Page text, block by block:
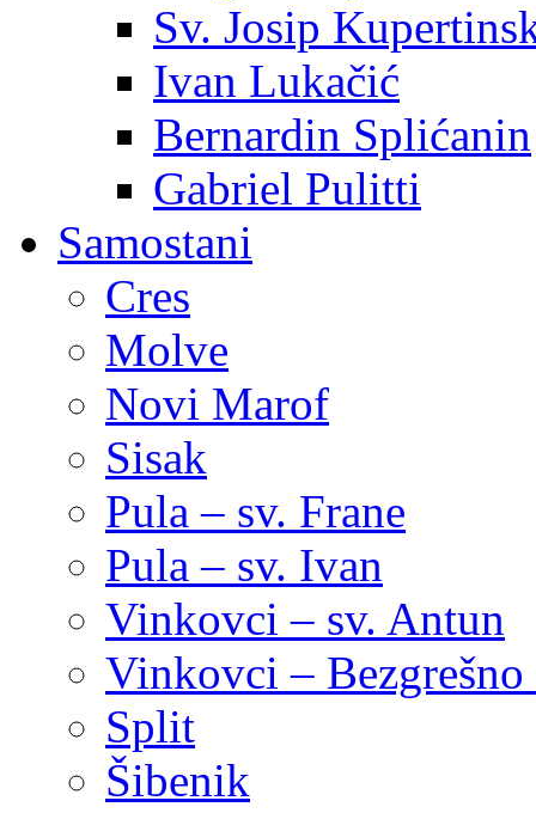
Sv. Josip
Ivan Lukačić
Bernardin Splićanin
Gabriel Pulitti
Samostani
Cres
Molve
Novi Marof
Sisak
Pula – sv. Frane
Pula – sv. Ivan
Vinkovci – sv. Antun
Vinkovci –
Split
Šibenik